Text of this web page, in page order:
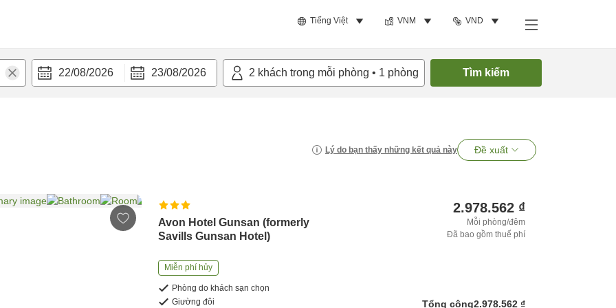
Tiếng Việt VNM VND
22/08/2026 23/08/2026 2 khách trong mỗi phòng • 1 phòng Tìm kiếm
Lý do bạn thấy những kết quả này Đề xuất
Avon Hotel Gunsan (formerly
Savills Gunsan Hotel)
Miễn phí hủy
Phòng do khách sạn chọn
Giường đôi
2.978.562 ₫
Mỗi phòng/đêm
Đã bao gồm thuế phí
Tổng cộng2.978.562 ₫